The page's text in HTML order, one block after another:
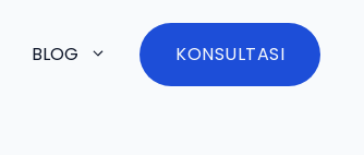
BLOG KONSULTASI